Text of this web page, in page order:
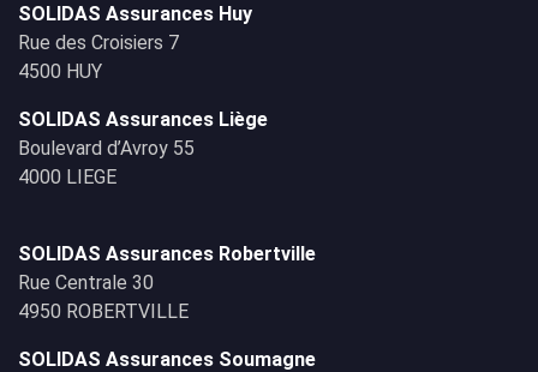
SOLIDAS Assurances Huy
Rue des Croisiers 7
4500 HUY
SOLIDAS Assurances Liège
Boulevard d’Avroy 55
4000 LIEGE
SOLIDAS Assurances Robertville
Rue Centrale 30
4950 ROBERTVILLE
SOLIDAS Assurances Soumagne